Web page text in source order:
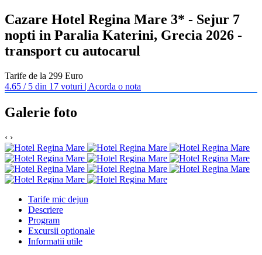
Cazare Hotel Regina Mare 3* - Sejur 7
nopti in Paralia Katerini, Grecia 2026 -
transport cu autocarul
Tarife de la 299 Euro
4.65 / 5 din 17 voturi | Acorda o nota
Galerie foto
‹ ›
Tarife mic dejun
Descriere
Program
Excursii optionale
Informatii utile